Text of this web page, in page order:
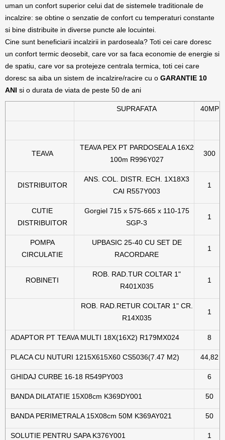
uman un confort superior celui dat de sistemele traditionale de
incalzire: se obtine o senzatie de confort cu temperaturi constante
si bine distribuite in diverse puncte ale locuintei.
Cine sunt beneficiarii incalzirii in pardoseala? Toti cei care doresc
un confort termic deosebit, care vor sa faca economie de energie si
de spatiu, care vor sa protejeze centrala termica, toti cei care
doresc sa aiba un sistem de incalzire/racire cu o GARANTIE 10
ANI si o durata de viata de peste 50 de ani
SUPRAFATA 40MP
TEAVA
TEAVA PEX PT PARDOSEALA 16X2
100m R996Y027
300
DISTRIBUITOR
ANS. COL. DISTR. ECH. 1X18X3
CAI R557Y003
1
CUTIE
DISTRIBUITOR
Gorgiel 715 x 575-665 x 110-175
SGP-3
1
POMPA
CIRCULATIE
UPBASIC 25-40 CU SET DE
RACORDARE
1
ROBINETI
ROB. RAD.TUR COLTAR 1"
R401X035
1
ROB. RAD.RETUR COLTAR 1" CR.
R14X035
1
ADAPTOR PT TEAVA MULTI 18X(16X2) R179MX024 8
PLACA CU NUTURI 1215X615X60 CS5036(7.47 M2) 44,82
GHIDAJ CURBE 16-18 R549PY003 6
BANDA DILATATIE 15X08cm K369DY001 50
BANDA PERIMETRALA 15X08cm 50M K369AY021 50
SOLUTIE PENTRU SAPA K376Y001 1